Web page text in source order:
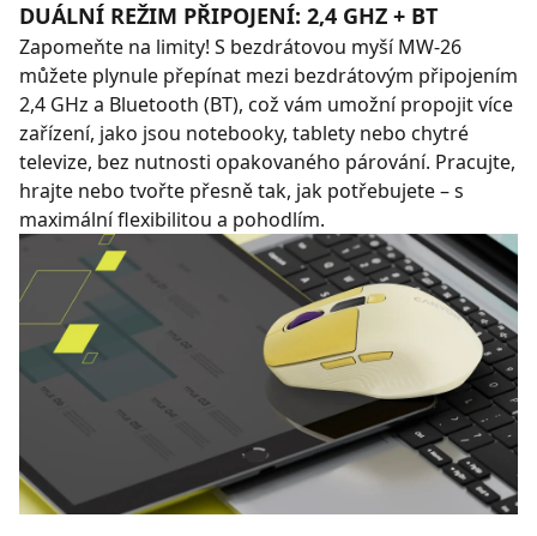
DUÁLNÍ REŽIM PŘIPOJENÍ: 2,4 GHZ + BT
Zapomeňte na limity! S bezdrátovou myší MW-26
můžete plynule přepínat mezi bezdrátovým připojením
2,4 GHz a Bluetooth (BT), což vám umožní propojit více
zařízení, jako jsou notebooky, tablety nebo chytré
televize, bez nutnosti opakovaného párování. Pracujte,
hrajte nebo tvořte přesně tak, jak potřebujete – s
maximální flexibilitou a pohodlím.